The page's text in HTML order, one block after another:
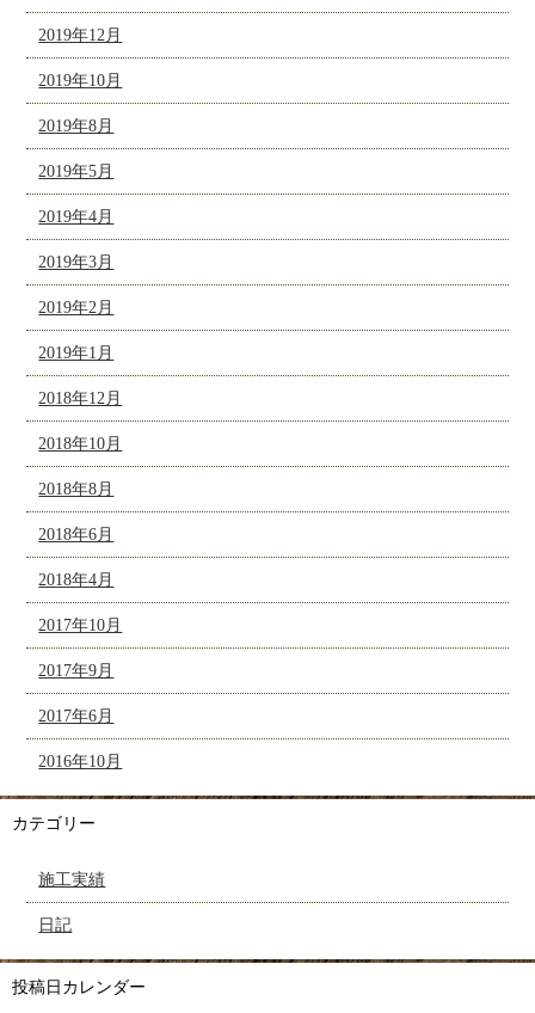
2019年12月
2019年10月
2019年8月
2019年5月
2019年4月
2019年3月
2019年2月
2019年1月
2018年12月
2018年10月
2018年8月
2018年6月
2018年4月
2017年10月
2017年9月
2017年6月
2016年10月
カテゴリー
施工実績
日記
投稿日カレンダー